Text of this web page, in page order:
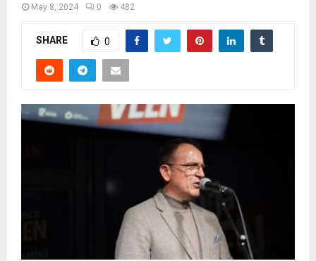
May 8, 2024 0 482
SHARE 0